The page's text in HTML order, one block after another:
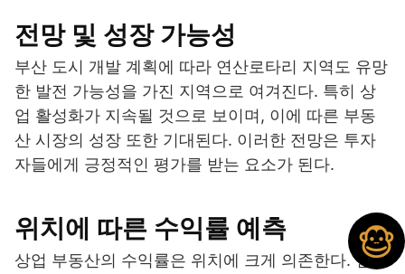
전망 및 성장 가능성
부산 도시 개발 계획에 따라 연산로타리 지역도 유망
한 발전 가능성을 가진 지역으로 여겨진다. 특히 상
업 활성화가 지속될 것으로 보이며, 이에 따른 부동
산 시장의 성장 또한 기대된다. 이러한 전망은 투자
자들에게 긍정적인 평가를 받는 요소가 된다.
위치에 따른 수익률 예측
상업 부동산의 수익률은 위치에 크게 의존한다. 연산